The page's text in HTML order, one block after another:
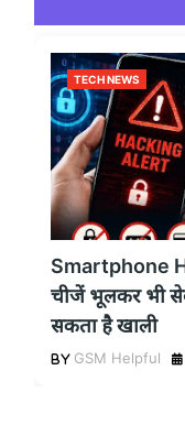
TECH NEWS
Smartphone
चीजें भूलकर भी
सकता है खाली
GSM Helpful